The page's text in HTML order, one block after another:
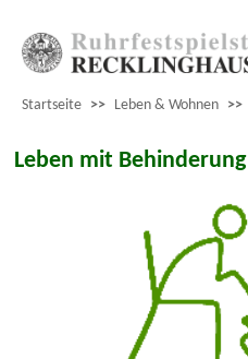
Startseite >> Leben & Wohnen >>
Leben mit Behinderung